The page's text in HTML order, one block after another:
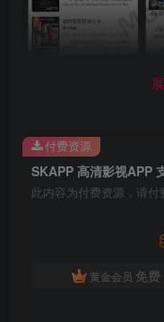
果与双端安
运营级平台
详细教程+反
此内容为付费资源，请付
黄金会员 免费
付费资源